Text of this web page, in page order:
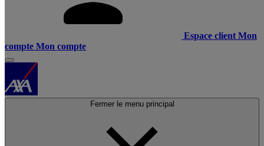
Espace client Mon
compte Mon compte
Fermer le menu principal